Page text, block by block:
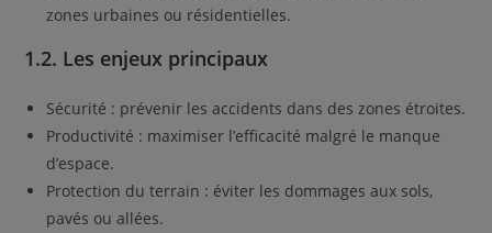
zones urbaines ou résidentielles.
1.2. Les enjeux principaux
Sécurité : prévenir les accidents dans des zones étroites.
Productivité : maximiser l’efficacité malgré le manque
d’espace.
Protection du terrain : éviter les dommages aux sols,
pavés ou allées.